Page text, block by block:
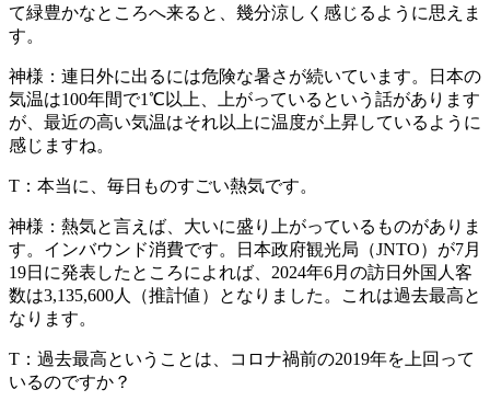
て緑豊かなところへ来ると、幾分涼しく感じるように思えま
す。
神様： 連日外に出るには危険な暑さが続いています。日本の
気温は100年間で1℃以上、上がっているという話があります
が、最近の高い気温はそれ以上に温度が上昇しているように
感じますね。
T： 本当に、毎日ものすごい熱気です。
神様： 熱気と言えば、大いに盛り上がっているものがありま
す。インバウンド消費です。日本政府観光局（JNTO）が7月
19日に発表したところによれば、2024年6月の訪日外国人客
数は3,135,600人（推計値）となりました。これは過去最高と
なります。
T： 過去最高ということは、コロナ禍前の2019年を上回って
いるのですか？